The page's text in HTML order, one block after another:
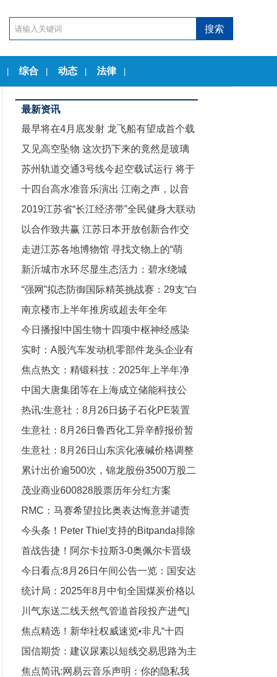
| 综合 | 动态 | 法律 |
最新资讯
最早将在4月底发射 龙飞船有望成首个载
人商业航天器
又见高空坠物 这次扔下来的竟然是玻璃
茶几
苏州轨道交通3号线今起空载试运行 将于
12月底试运营
十四台高水准音乐演出 江南之声，以音
乐节的名义致敬古典
2019江苏省“长江经济带”全民健身大联动
暨“舞动江苏”无锡赛区启动仪式举行
以合作致共赢 江苏日本开放创新合作交
流会在东京举行
走进江苏各地博物馆 寻找文物上的“萌
娃”们
新沂城市水环尽显生态活力：碧水绕城
绿荫满城
“强网”拟态防御国际精英挑战赛：29支“白
帽黑客”战队谁能突防？
南京楼市上半年推房或超去年全年
今日播报!中国生物十四项中枢神经感染
病原体核酸检测试剂盒获批上市
实时：A股汽车发动机零部件龙头企业有
哪些？（2025/8/26）
焦点热文：精锻科技：2025年上半年净
利润同比下降35.23% 拟10派0.35元
中国大唐集团等在上海成立储能科技公
司-微头条
热讯:生意社：8月26日扬子石化PE装置
动态
生意社：8月26日鲁西化工异辛醇报价暂
稳 前沿热点
生意社：8月26日山东滨化液碱价格调整
累计出价逾500次，锦龙股份3500万股二
拍结束，6名自然人竞买拿下
茂业商业600828股票历年分红方案
（2025/8/26）
RMC：马赛希望拉比奥表达悔意并谴责
其母亲言论，做到可留队-时快讯
今头条！Peter Thiel支持的Bitpanda排除
在英国上市的可能性
首战告捷！阿尔卡拉斯3-0奥佩尔卡晋级
美网次轮，次轮将战贝鲁奇 天天资讯
今日看点:8月26日午间公告一览：国安达
拟向深圳市科卫泰实业发展有限公司增资
并取得其控制权
统计局：2025年8月中旬全国煤炭价格以
涨为主
川气东送二线天然气管道首段投产进气|
今日热门
焦点精选！新华社权威速览•非凡“十四
五”丨中国，成为世界能源转型重要推动
者
国信期货：建议尿素以短线交易思路为主
滚动
焦点简讯:网易云音乐声明：你的隐私我